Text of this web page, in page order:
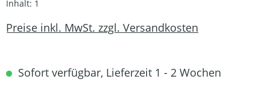
Inhalt: 1
Preise inkl. MwSt. zzgl. Versandkosten
Sofort verfügbar, Lieferzeit 1 - 2 Wochen